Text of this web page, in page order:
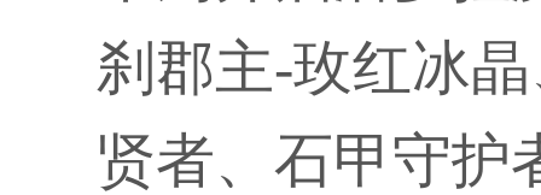
刹郡主-玫红冰
贤者、石甲守护